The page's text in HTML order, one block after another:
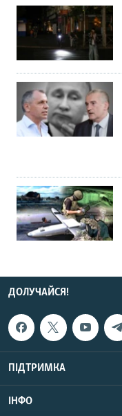
ДОЛУЧАЙСЯ!
ПІДТРИМКА
ІНФО